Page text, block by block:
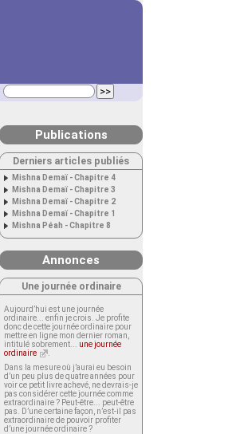
Publications
Derniers articles publiés
Mishna Demaï - Chapitre 4
Mishna Demaï - Chapitre 3
Mishna Demaï - Chapitre 2
Mishna Demaï - Chapitre 1
Mishna Péah - Chapitre 8
Annonces
Une journée ordinaire
Aujourd’hui est une journée
ordinaire... enfin je crois. Je profite
donc de cette journée ordinaire pour
mettre en ligne mon dernier roman,
intitulé sobrement... une journée
ordinaire
Dans la mesure où j’aurai eu besoin
d’un peu plus de quatre années pour
voir ce petit livre achevé, ne devrais-je
pas considérer cette journée comme
extraordinaire ? Peut-être... peut-être
pas. D’une certaine façon, n’est-il pas
extraordinaire de pouvoir profiter
d’une journée ordinaire ?